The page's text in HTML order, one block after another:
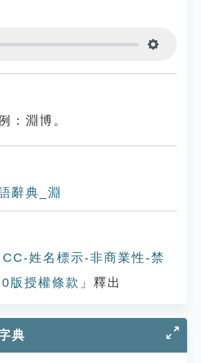
：淵博。
辭典_淵
CC-姓名標示-非商業性-禁
版授權條款 」釋出
典